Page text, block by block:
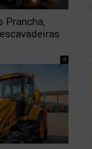
Prancha,
0